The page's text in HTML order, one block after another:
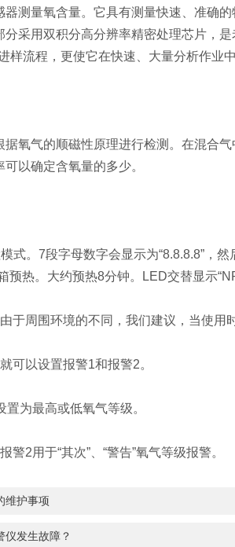
测量氧含量。它具有测量快速、准确
采用双积分高分辨率精密处理芯片，
样流程，更使它在快速、大量分析作业
氧气的顺磁性原理进行检测。在混合
以确定含氧量的多少。
式。7段字母数字会显示为“8.8.8.8”，
预热。大约预热8分钟。LED交替显示
于周围环境的不同，我们建议，当使用
可以设置报警1和报警2。
为最高或低氧气等级。
2用于“其次”、“警告”氧气等级报警。
维护事项
仪发生故障？